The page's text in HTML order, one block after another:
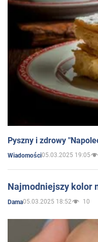
Pyszny i zdrowy
Wiadomości05.03.2025 19:05
Najmodniejszy kolor
Dama05.03.2025 18:52 10